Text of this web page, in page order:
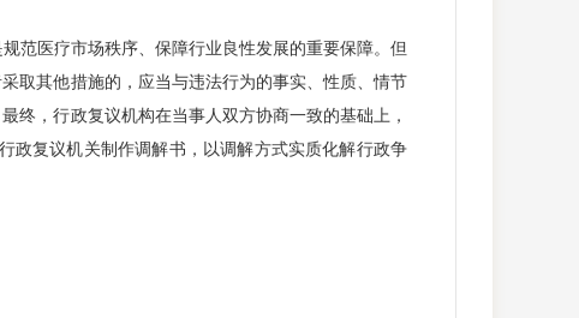
医疗市场秩序、保障行业良性发展的重要保障。但
取其他措施的，应当与违法行为的事实、性质、情节
终，行政复议机构在当事人双方协商一致的基础上，
政复议机关制作调解书，以调解方式实质化解行政争